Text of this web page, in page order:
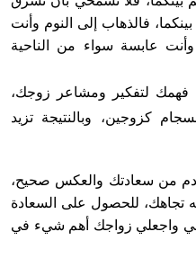
فالذهاب إلى النوم وأنت
عابسة سواء من الناحية
فهمك لتفكير ومشاعر زوجك،
كزوجين، وبالنتيجة تزيد
من سعادتك والعكس صحيح،
تجاهك، للحصول على السعادة
واجعلي زواجك أهم شيء في